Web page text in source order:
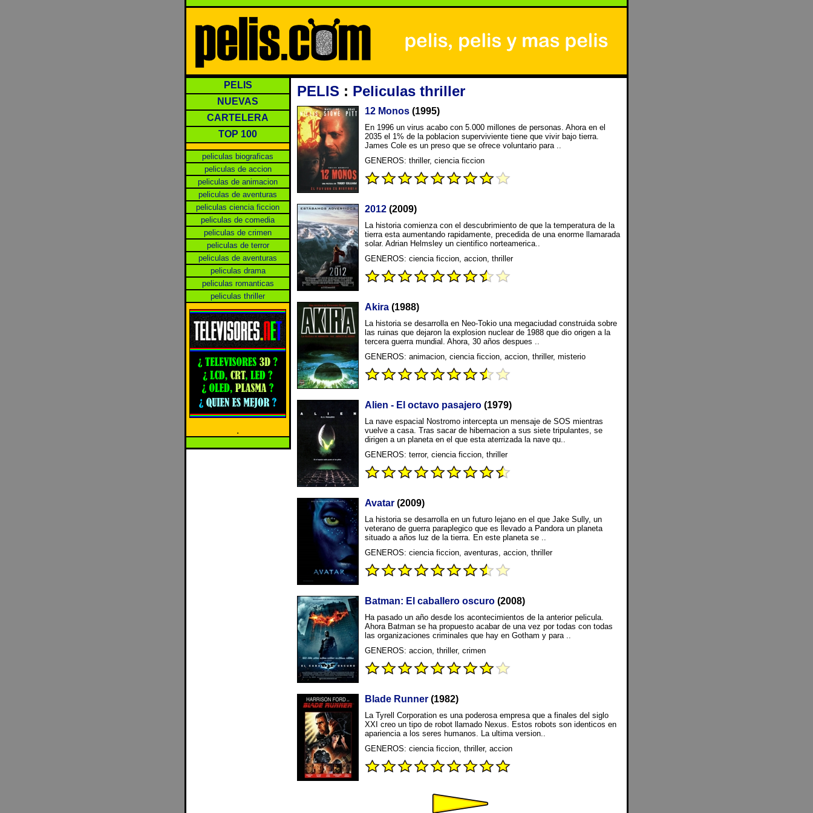
PELIS
NUEVAS
CARTELERA
TOP 100
peliculas biograficas
peliculas de accion
peliculas de animacion
peliculas de aventuras
peliculas ciencia ficcion
peliculas de comedia
peliculas de crimen
peliculas de terror
peliculas de aventuras
peliculas drama
peliculas romanticas
peliculas thriller
.
PELIS : Peliculas thriller
12 Monos (1995)
En 1996 un virus acabo con 5.000 millones de personas. Ahora en el
2035 el 1% de la poblacion superviviente tiene que vivir bajo tierra.
James Cole es un preso que se ofrece voluntario para ..
GENEROS: thriller, ciencia ficcion
2012 (2009)
La historia comienza con el descubrimiento de que la temperatura de la
tierra esta aumentando rapidamente, precedida de una enorme llamarada
solar. Adrian Helmsley un cientifico norteamerica..
GENEROS: ciencia ficcion, accion, thriller
Akira (1988)
La historia se desarrolla en Neo-Tokio una megaciudad construida sobre
las ruinas que dejaron la explosion nuclear de 1988 que dio origen a la
tercera guerra mundial. Ahora, 30 años despues ..
GENEROS: animacion, ciencia ficcion, accion, thriller, misterio
Alien - El octavo pasajero (1979)
La nave espacial Nostromo intercepta un mensaje de SOS mientras
vuelve a casa. Tras sacar de hibernacion a sus siete tripulantes, se
dirigen a un planeta en el que esta aterrizada la nave qu..
GENEROS: terror, ciencia ficcion, thriller
Avatar (2009)
La historia se desarrolla en un futuro lejano en el que Jake Sully, un
veterano de guerra paraplegico que es llevado a Pandora un planeta
situado a años luz de la tierra. En este planeta se ..
GENEROS: ciencia ficcion, aventuras, accion, thriller
Batman: El caballero oscuro (2008)
Ha pasado un año desde los acontecimientos de la anterior pelicula.
Ahora Batman se ha propuesto acabar de una vez por todas con todas
las organizaciones criminales que hay en Gotham y para ..
GENEROS: accion, thriller, crimen
Blade Runner (1982)
La Tyrell Corporation es una poderosa empresa que a finales del siglo
XXI creo un tipo de robot llamado Nexus. Estos robots son identicos en
apariencia a los seres humanos. La ultima version..
GENEROS: ciencia ficcion, thriller, accion